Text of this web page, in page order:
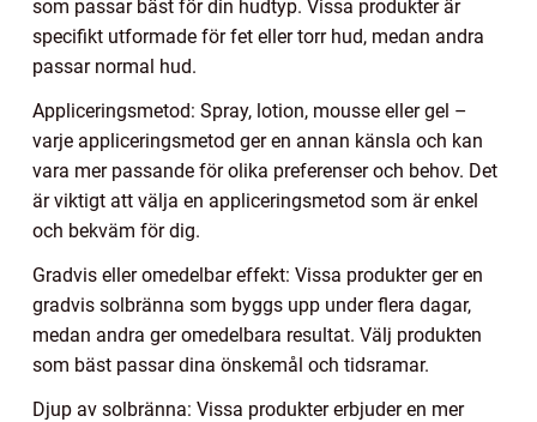
som passar bäst för din hudtyp. Vissa produkter är
specifikt utformade för fet eller torr hud, medan andra
passar normal hud.
Appliceringsmetod: Spray, lotion, mousse eller gel –
varje appliceringsmetod ger en annan känsla och kan
vara mer passande för olika preferenser och behov. Det
är viktigt att välja en appliceringsmetod som är enkel
och bekväm för dig.
Gradvis eller omedelbar effekt: Vissa produkter ger en
gradvis solbränna som byggs upp under flera dagar,
medan andra ger omedelbara resultat. Välj produkten
som bäst passar dina önskemål och tidsramar.
Djup av solbränna: Vissa produkter erbjuder en mer